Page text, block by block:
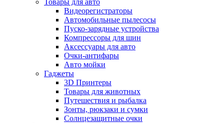
Товары для авто
Видеорегистраторы
Автомобильные пылесосы
Пуско-зарядные устройства
Компрессоры для шин
Аксессуары для авто
Очки-антифары
Авто мойки
Гаджеты
3D Принтеры
Товары для животных
Путешествия и рыбалка
Зонты, рюкзаки и сумки
Солнцезащитные очки